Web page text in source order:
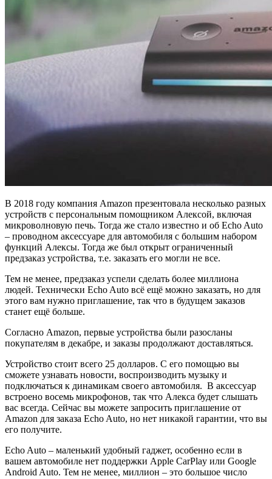
В 2018 году компания Amazon презентовала несколько разных
устройств с персональным помощником Алексой, включая
микроволновую печь. Тогда же стало известно и об Echo Auto
– проводном аксессуаре для автомобиля с большим набором
функций Алексы. Тогда же был открыт ограниченный
предзаказ устройства, т.е. заказать его могли не все.
Тем не менее, предзаказ успели сделать более миллиона
людей. Технически Echo Auto всё ещё можно заказать, но для
этого вам нужно приглашение, так что в будущем заказов
станет ещё больше.
Согласно Amazon, первые устройства были разосланы
покупателям в декабре, и заказы продолжают доставляться.
Устройство стоит всего 25 долларов. С его помощью вы
сможете узнавать новости, воспроизводить музыку и
подключаться к динамикам своего автомобиля. В аксессуар
встроено восемь микрофонов, так что Алекса будет слышать
вас всегда. Сейчас вы можете запросить приглашение от
Amazon для заказа Echo Auto, но нет никакой гарантии, что вы
его получите.
Echo Auto – маленький удобный гаджет, особенно если в
вашем автомобиле нет поддержки Apple CarPlay или Google
Android Auto. Тем не менее, миллион – это большое число